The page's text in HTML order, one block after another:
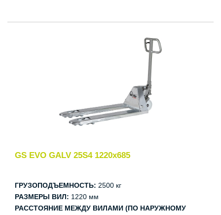
GS EVO GALV 25S4 1220x685
ГРУЗОПОДЪЕМНОСТЬ: 2500 кг
РАЗМЕРЫ ВИЛ: 1220 мм
РАССТОЯНИЕ МЕЖДУ ВИЛАМИ (ПО НАРУЖНОМУ